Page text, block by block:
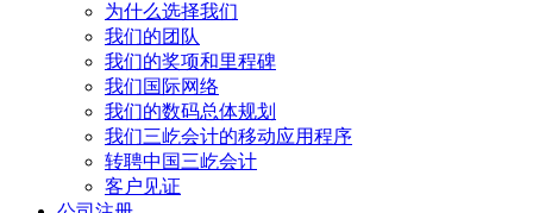
为什么选择我们
我们的团队
我们的奖项和里程碑
我们国际网络
我们的数码总体规划
我们三屹会计的移动应用程序
转聘中国三屹会计
客户见证